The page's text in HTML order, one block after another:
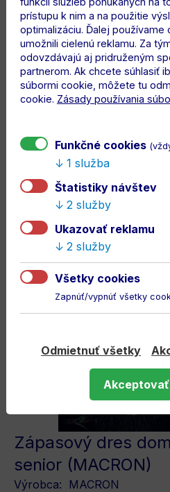
Zápasový dres
senior (MACRON)
Výrobca: MACRON
prístupu k nim a na použitie
optimalizáciu. Ďalej používame
umožnili cielenú reklamu. Za
odovzdávajú aj pridruženým
partnerom. Ak chcete súhlasiť
súbormi cookie, môžete tu
cookie. Zásady používania
Funkčné cookies
1 služba
Štatistiky návštev
2 služby
Ukazovať reklamu
2 služby
Všetky cookies
Zapnúť/vypnúť všetky
Odmietnuť všetky